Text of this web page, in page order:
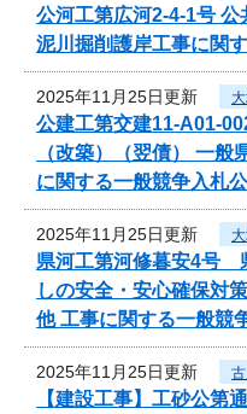
公河工第広河2-4-1号 公
泥川掘削護岸工事に関
2025年11月25日更新
公建工第交建11-A01-
（改築）（翌債） 一
に関する一般競争入札
2025年11月25日更新
県河工第河修暮安4号
しの安全・安心確保対
他 工事に関する一般競
2025年11月25日更新
【建設工事】工砂公